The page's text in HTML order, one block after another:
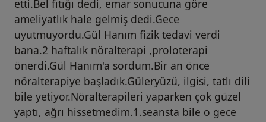
etti.Bel fıtığı dedi, emar sonucuna göre
ameliyatlık hale gelmiş dedi.Gece
uyutmuyordu.Gül Hanım fizik tedavi verdi
bana.2 haftalık nöralterapi ,proloterapi
önerdi.Gül Hanım'a sordum.Bir an önce
nöralterapiye başladık.Güleryüzü, ilgisi, tatlı dili
bile yetiyor.Nöralterapileri yaparken çok güzel
yaptı, ağrı hissetmedim.1.seansta bile o gece